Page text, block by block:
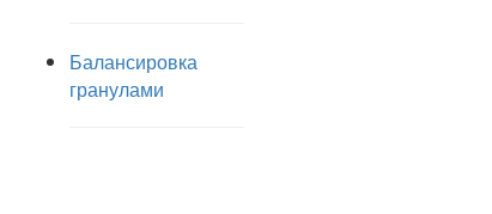
Балансировка
гранулами